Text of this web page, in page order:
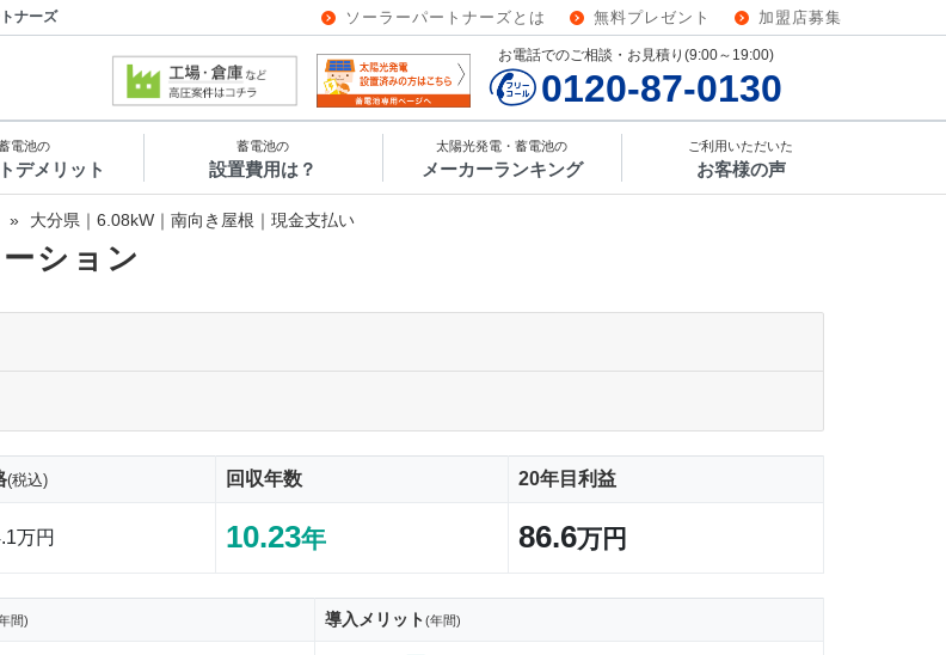
ナーズ ソーラーパートナーズとは 無料プレゼント 加盟店募集
お電話でのご相談・お見積り(9:00～19:00)
0120-87-0130
電池の
デメリット
蓄電池の
設置費用は？
太陽光発電・蓄電池の
メーカーランキング
ご利用いただいた
お客様の声
» 大分県｜6.08kW｜南向き屋根｜現金支払い
ション
(税込) 回収年数 20年目利益
万円 10.23年 86.6万円
間) 導入メリット(年間)